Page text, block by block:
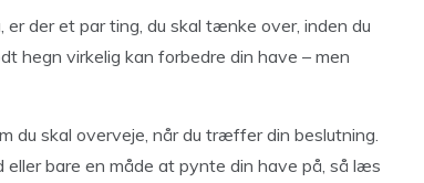
der et par ting, du skal tænke over, inden du
hegn virkelig kan forbedre din have – men
du skal overveje, når du træffer din beslutning.
eller bare en måde at pynte din have på, så læs